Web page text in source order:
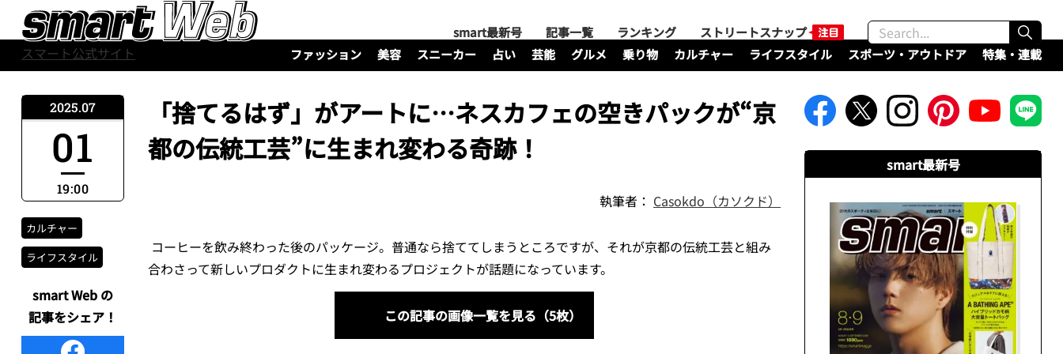
スマート公式サイト
smart最新号 記事一覧 ランキング
ストリートスナップ
ファッション
美容 スニーカー 占い 芸能 グルメ 乗り物 カルチャー ライフスタイル スポーツ・アウトドア 特集・連載
「捨てるはず」がアートに…ネスカフェの空きパックが“京
都の伝統工芸”に生まれ変わる奇跡！
執筆者： Casokdo（カソクド）
コーヒーを飲み終わった後のパッケージ。普通なら捨ててしまうところですが、それが京都の伝統工芸と組み
合わさって新しいプロダクトに生まれ変わるプロジェクトが話題になっています。
この記事の画像一覧を見る（5枚）
2025.07
01
19:00
カルチャー
ライフスタイル
smart Web の
記事をシェア！
smart最新号